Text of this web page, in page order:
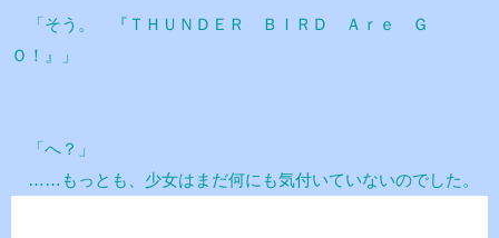
「そう。 『ＴＨＵＮＤＥＲ ＢＩＲＤ Ａｒｅ Ｇ
Ｏ！』」
「へ？」
……もっとも、少女はまだ何にも気付いていないのでした。